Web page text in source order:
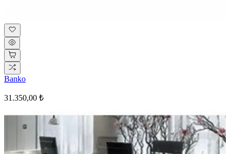
Banko
31.350,00 ₺